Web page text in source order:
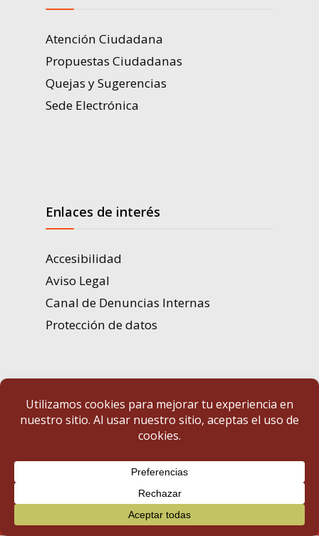
Atención Ciudadana
Propuestas Ciudadanas
Quejas y Sugerencias
Sede Electrónica
Enlaces de interés
Accesibilidad
Aviso Legal
Canal de Denuncias Internas
Protección de datos
Portal de Transparencia | Diputación de Badajoz